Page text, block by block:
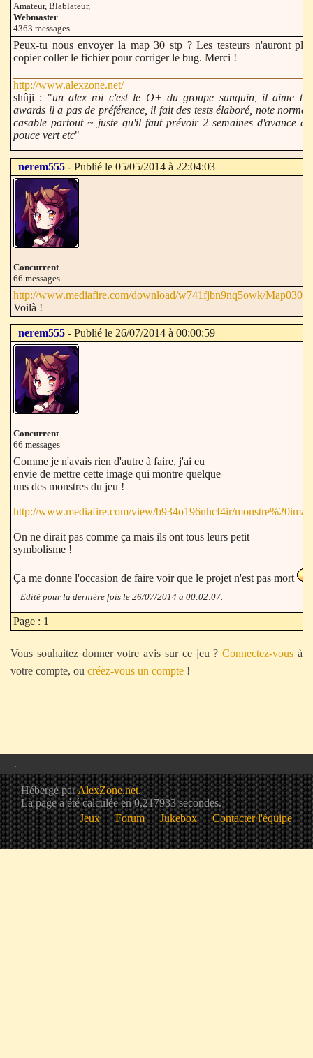
Page : 1
Amateur, Blablateur,
Webmaster
4363 messages
Peux-tu nous envoyer la map 30 stp ? Les testeurs n'auront
copier coller le fichier pour corriger le bug. Merci !
http://www.alexzone.net/
shûji : "un alex roi c'est le O+ du groupe sanguin, il aime
awards il a pas de préférence, il fait des tests élaboré, note
casable partout ~ juste qu'il faut prévoir 2 semaines d'avance
pouce vert etc"
nerem555 - Publié le 05/05/2014 à 22:04:03
Concurrent
66 messages
http://www.mediafire.com/download/w741fjbn9nq5owk/
Voilà !
nerem555 - Publié le 26/07/2014 à 00:00:59
Concurrent
66 messages
Comme je n'avais rien d'autre à faire, j'ai eu
envie de mettre cette image qui montre quelque
uns des monstres du jeu !
http://www.mediafire.com/view/b934o196nhcf4ir/
On ne dirait pas comme ça mais ils ont tous leurs petit
symbolisme !
Ça me donne l'occasion de faire voir que le projet n'est pas mort
Edité pour la dernière fois le 26/07/2014 à 00:02:07.
Vous souhaitez donner votre avis sur ce jeu ?Connectez-vous à
votre compte, ou créez-vous un compte !
.
Hébergé parAlexZone.net.
La page a été calculée en 0,217933 secondes.
Jeux
Forum Jukebox Contacter l'équipe